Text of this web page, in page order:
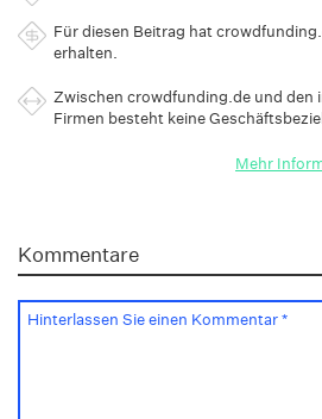
Für diesen Beitrag hat
erhalten.
Zwischen crowdfunding.de und den
Firmen besteht keine
Mehr
Kommentare